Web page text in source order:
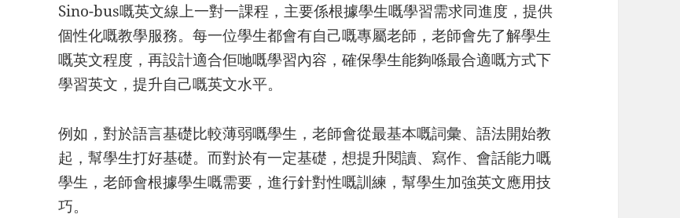
Sino-bus嘅英文線上一對一課程，主要係根據學生嘅學習需求同進度，提供
個性化嘅教學服務。每一位學生都會有自己嘅專屬老師，老師會先了解學生
嘅英文程度，再設計適合佢哋嘅學習內容，確保學生能夠喺最合適嘅方式下
學習英文，提升自己嘅英文水平。
例如，對於語言基礎比較薄弱嘅學生，老師會從最基本嘅詞彙、語法開始教
起，幫學生打好基礎。而對於有一定基礎，想提升閱讀、寫作、會話能力嘅
學生，老師會根據學生嘅需要，進行針對性嘅訓練，幫學生加強英文應用技
巧。